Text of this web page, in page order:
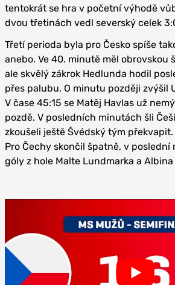
tentokrát se hra v početní výhodě
dvou třetinách vedl severský celek
Třetí perioda byla pro Česko spíše
anebo. Ve 40. minutě měl obrovskou
ale skvělý zákrok Hedlunda hodil
přes palubu. O minutu později zvýšil
V čase 45:15 se Matěj Havlas už
pozdě. V posledních minutách šli
zkoušeli ještě Švédský tým překvapit.
Pro Čechy skončil špatně, v
góly z hole Malte Lundmarka a Albina